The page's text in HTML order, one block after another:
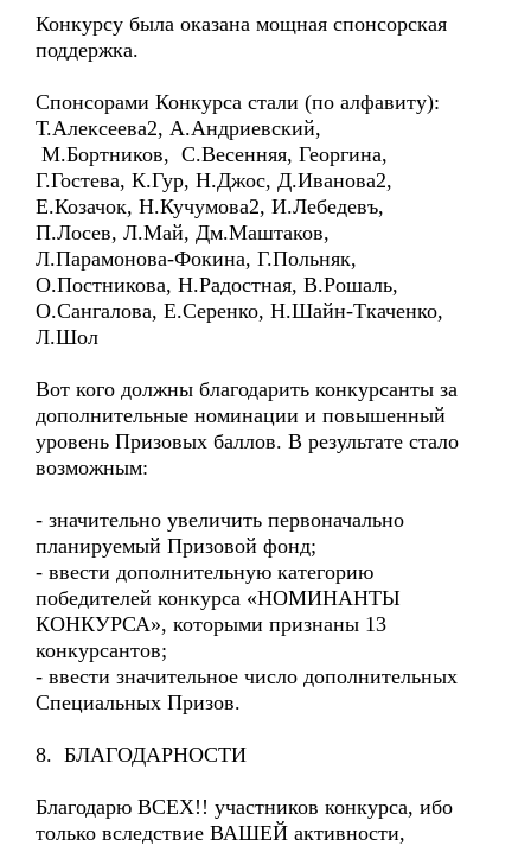
Конкурсу была оказана мощная спонсорская
поддержка.
Спонсорами Конкурса стали (по алфавиту):
Т.Алексеева2, А.Андриевский,
М.Бортников, С.Весенняя, Георгина,
Г.Гостева, К.Гур, Н.Джос, Д.Иванова2,
Е.Козачок, Н.Кучумова2, И.Лебедевъ,
П.Лосев, Л.Май, Дм.Маштаков,
Л.Парамонова-Фокина, Г.Польняк,
О.Постникова, Н.Радостная, В.Рошаль,
О.Сангалова, Е.Серенко, Н.Шайн-Ткаченко,
Л.Шол
Вот кого должны благодарить конкурсанты за
дополнительные номинации и повышенный
уровень Призовых баллов. В результате стало
возможным:
- значительно увеличить первоначально
планируемый Призовой фонд;
- ввести дополнительную категорию
победителей конкурса «НОМИНАНТЫ
КОНКУРСА», которыми признаны 13
конкурсантов;
- ввести значительное число дополнительных
Специальных Призов.
8. БЛАГОДАРНОСТИ
Благодарю ВСЕХ!! участников конкурса, ибо
только вследствие ВАШЕЙ активности,